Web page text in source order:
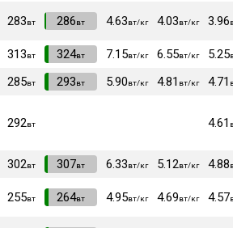
283вт VI286вт 4.63вт/кг 4.03вт/кг 3.96
313вт VI324вт 7.15вт/кг 6.55вт/кг 5.25
285вт VI293вт 5.90вт/кг 4.81 вт/кг 4.71
292вт 4.61
302вт VI307вт 6.33вт/кг 5.12вт/кг 4.88
255вт VI264вт 4.95вт/кг 4.69вт/кг 4.57